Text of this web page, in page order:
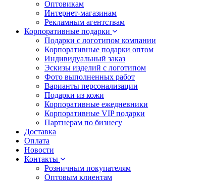
Оптовикам
Интернет-магазинам
Рекламным агентствам
Корпоративные подарки
Подарки с логотипом компании
Корпоративные подарки оптом
Индивидуальный заказ
Эскизы изделий с логотипом
Фото выполненных работ
Варианты персонализации
Подарки из кожи
Корпоративные ежедневники
Корпоративные VIP подарки
Партнерам по бизнесу
Доставка
Оплата
Новости
Контакты
Розничным покупателям
Оптовым клиентам